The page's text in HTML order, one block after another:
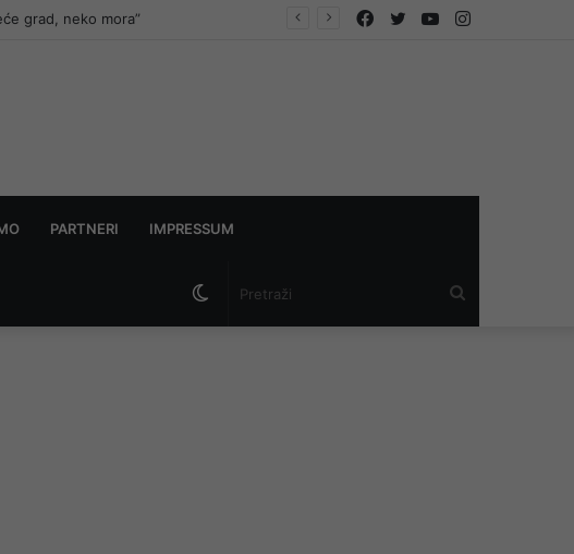
grad, neko mora” YouTube
Twitter
Facebook
PARTNERI IMPRESSUM
Switch